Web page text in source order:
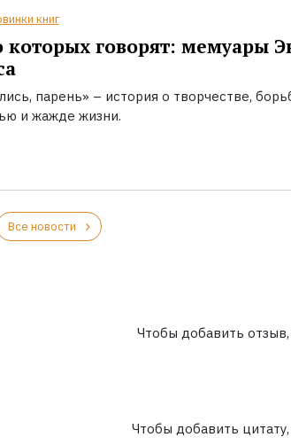
книг
которых говорят: мемуары
парень» – история о творчестве,
и жажде жизни.
Все новости
Чтобы добавить
Чтобы добавить